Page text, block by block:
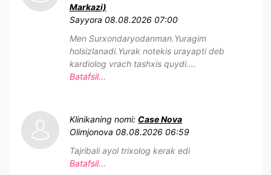
Markazi)
Sayyora 08.08.2026 07:00
Men Surxondaryodanman.Yuragim
holsizlanadi.Yurak notekis urayapti deb
kardiolog vrach tashxis quydi....
Batafsil...
Klinikaning nomi: Case Nova
Olimjonova 08.08.2026 06:59
Tajribali ayol trixolog kerak edi
Batafsil...